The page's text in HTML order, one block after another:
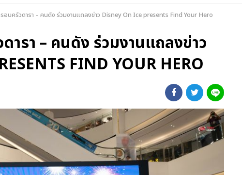
อบครัวดารา – คนดัง ร่วมงานแถลงข่าว Disney On Ice presents Find Your Hero
ารา – คนดัง ร่วมงานแถลงข่าว
FIND YOUR HERO